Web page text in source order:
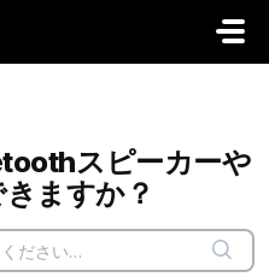
スピーカーや
ますか？